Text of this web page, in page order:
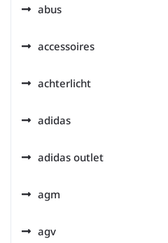
abus
accessoires
achterlicht
adidas
adidas outlet
agm
agv